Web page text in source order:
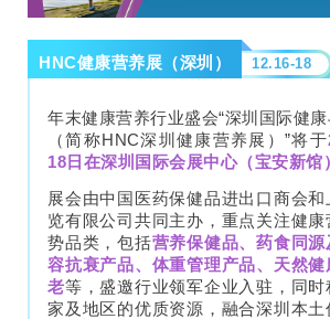
HNC健康营养展（深圳） 12.16-18
年末健康营养行业盛会“深圳国际健
（简称HNC深圳健康营养展）”将于
18日在深圳国际会展中心（宝安新馆）
展会由中国医药保健品进出口商会
览有限公司共同主办，重点关注健
势品类，包括营养保健品、药食同
容抗衰产品、体重管理产品、天然
老等，盛邀行业领军企业入驻，同
家及地区的优质资源，融合深圳本